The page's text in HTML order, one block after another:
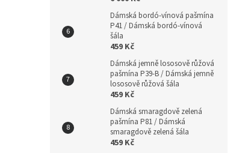
Dámská bordó-vínová pašmína
P41 / Dámská bordó-vínová
šála
459 Kč
Dámská jemně lososově růžová
pašmína P39-B / Dámská jemně
lososově růžová šála
459 Kč
Dámská smaragdově zelená
pašmína P81 / Dámská
smaragdově zelená šála
459 Kč